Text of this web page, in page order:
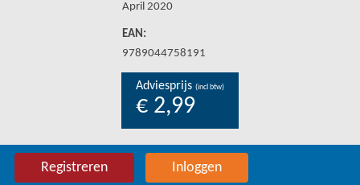
April 2020
EAN:
9789044758191
Adviesprijs (incl btw)
€ 2,99
Registreren Inloggen